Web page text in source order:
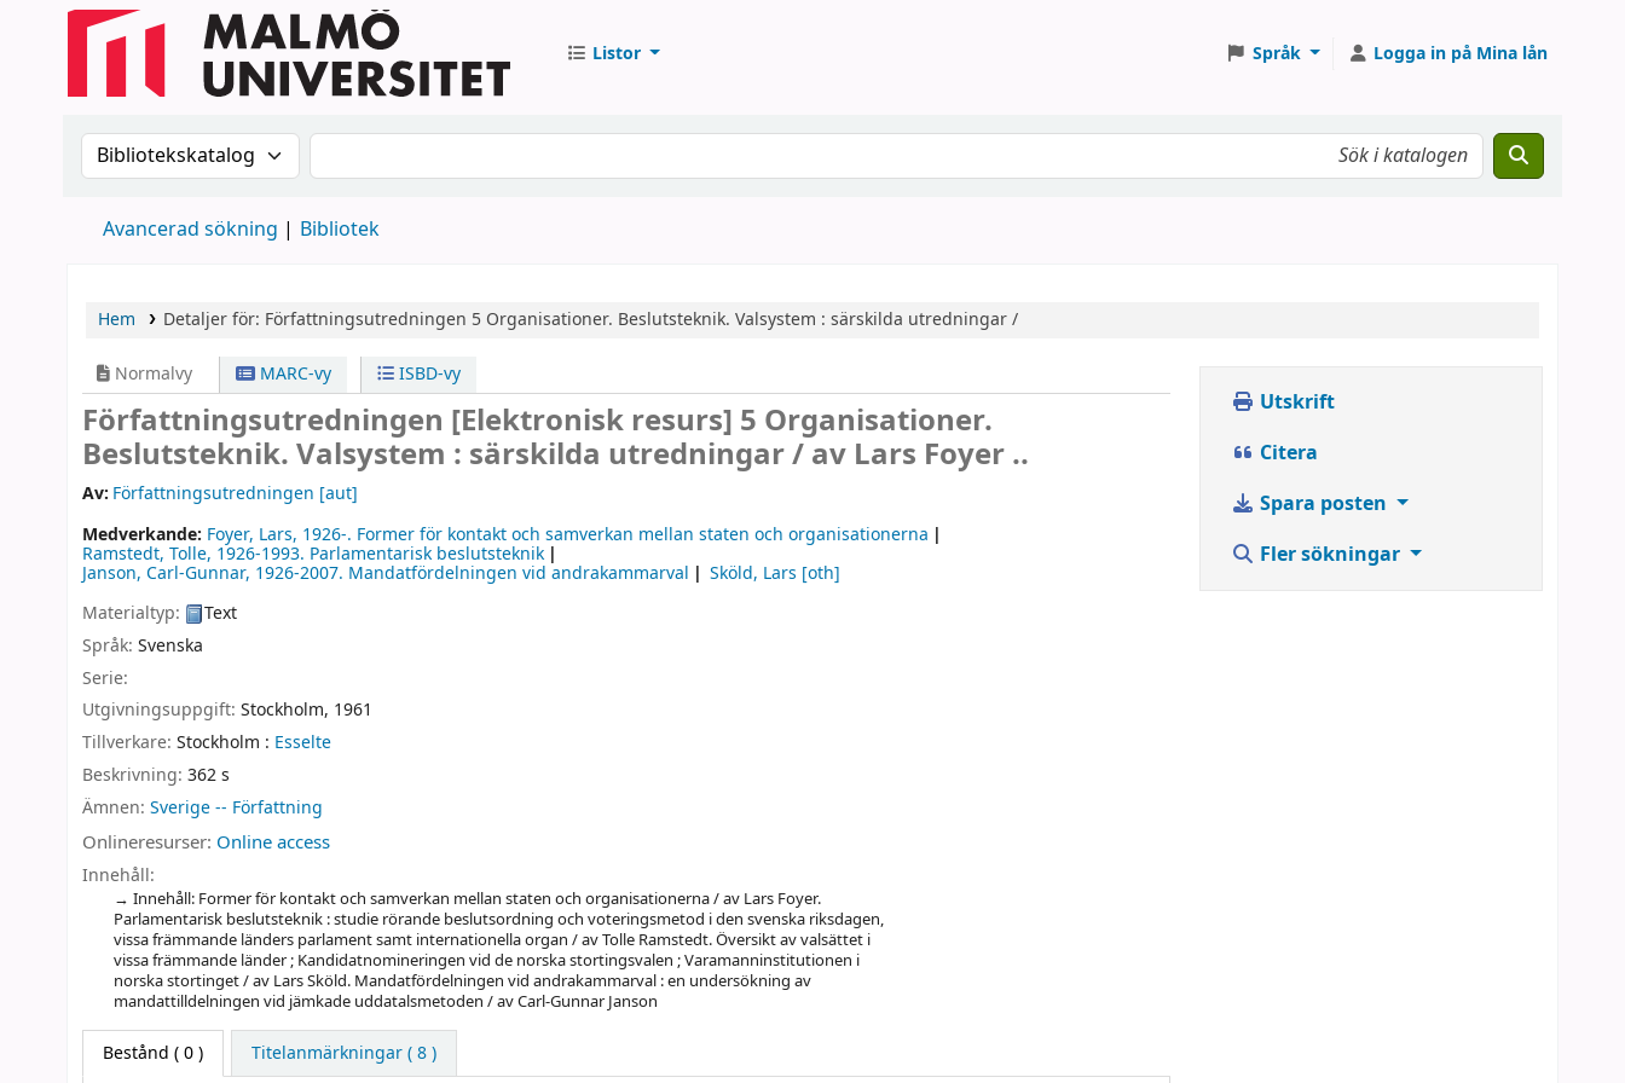
Listor Språk Logga in på Mina lån
Sök i katalogen efter:Sök i katalogen
Avancerad sökning Bibliotek
Hem Detaljer för: Författningsutredningen 5 Organisationer. Beslutsteknik. Valsystem : särskilda utredningar /
Normalvy MARC-vy ISBD-vy
Författningsutredningen [Elektronisk resurs] 5 Organisationer.
Beslutsteknik. Valsystem : särskilda utredningar /av Lars Foyer ..
Av: Författningsutredningen [aut]
Medverkande: Foyer, Lars, 1926-. Former för kontakt och samverkan mellan staten och organisationerna
Ramstedt, Tolle, 1926-1993. Parlamentarisk beslutsteknik
Janson, Carl-Gunnar, 1926-2007. Mandatfördelningen vid andrakammarval Sköld, Lars [oth]
Materialtyp:
Text
Språk: Svenska
Serie:
Utgivningsuppgift: Stockholm, 1961
Tillverkare: Stockholm : Esselte
Beskrivning: 362 s
Ämnen: Sverige -- Författning
Onlineresurser: Online access
Innehåll:
Innehåll: Former för kontakt och samverkan mellan staten och organisationerna / av Lars Foyer.
Parlamentarisk beslutsteknik : studie rörande beslutsordning och voteringsmetod i den svenska riksdagen,
vissa främmande länders parlament samt internationella organ / av Tolle Ramstedt. Översikt av valsättet i
vissa främmande länder ; Kandidatnomineringen vid de norska stortingsvalen ; Varamanninstitutionen i
norska stortinget / av Lars Sköld. Mandatfördelningen vid andrakammarval : en undersökning av
mandattilldelningen vid jämkade uddatalsmetoden / av Carl-Gunnar Janson
Bestånd ( 0 ) Titelanmärkningar ( 8 )
Utskrift
Citera
Spara posten
Fler sökningar